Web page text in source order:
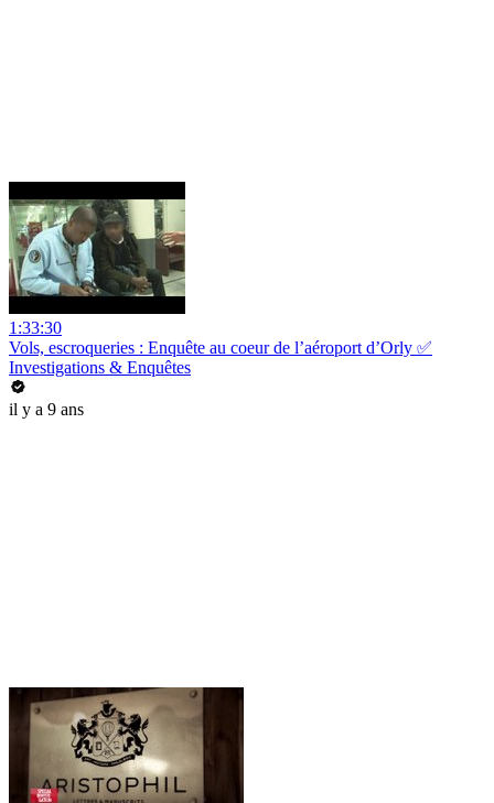
1:33:30
Vols, escroqueries : Enquête au coeur de l’aéroport d’Orly ✅
Investigations & Enquêtes
il y a 9 ans